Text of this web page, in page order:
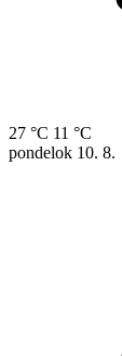
27 °C 11 °C
pondelok 10. 8.